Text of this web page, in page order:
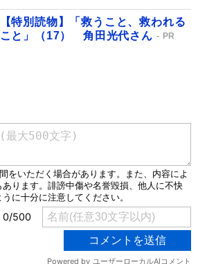
【特別読物】「救うこと、救われる
こと」（17） 角田光代さん
PR